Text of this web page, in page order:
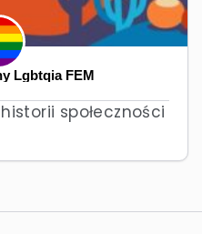
Lgbtqia FEM
społeczności